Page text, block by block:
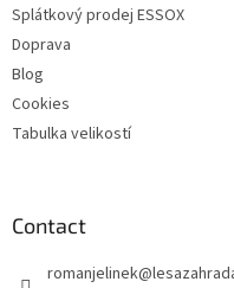
Splátkový prodej ESSOX
Doprava
Blog
Cookies
Tabulka velikostí
Contact
romanjelinek@